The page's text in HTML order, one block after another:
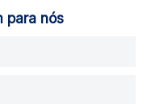
para nós